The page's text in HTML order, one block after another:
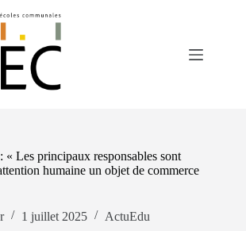
« Les principaux responsables sont
humaine un objet de commerce
1 juillet 2025 ActuEdu